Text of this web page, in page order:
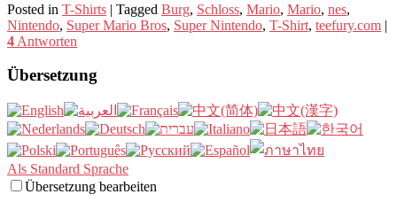
Posted in T-Shirts | Tagged Burg, Schloss, Mario, Mario, nes,
Nintendo, Super Mario Bros, Super Nintendo, T-Shirt, teefury.com |
4 Antworten
Übersetzung
Als Standard Sprache
Übersetzung bearbeiten